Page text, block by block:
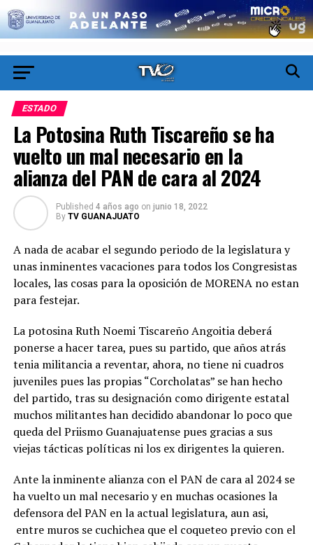
ESTADO
La Potosina Ruth Tiscareño se ha
vuelto un mal necesario en la
alianza del PAN de cara al 2024
Published 4 años ago on junio 18, 2022
By TV GUANAJUATO
A nada de acabar el segundo periodo de la legislatura y
unas inminentes vacaciones para todos los Congresistas
locales, las cosas para la oposición de MORENA no estan
para festejar.
La potosina Ruth Noemi Tiscareño Angoitia deberá
ponerse a hacer tarea, pues su partido, que años atrás
tenia militancia a reventar, ahora, no tiene ni cuadros
juveniles pues las propias “Corcholatas” se han hecho
del partido, tras su designación como dirigente estatal
muchos militantes han decidido abandonar lo poco que
queda del Priismo Guanajuatense pues gracias a sus
viejas tácticas políticas ni los ex dirigentes la quieren.
Ante la inminente alianza con el PAN de cara al 2024 se
ha vuelto un mal necesario y en muchas ocasiones la
defensora del PAN en la actual legislatura, aun asi,
entre muros se cuchichea que el coqueteo previo con el